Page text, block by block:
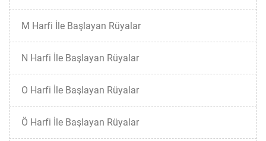
M Harfi İle Başlayan Rüyalar
N Harfi İle Başlayan Rüyalar
O Harfi İle Başlayan Rüyalar
Ö Harfi İle Başlayan Rüyalar